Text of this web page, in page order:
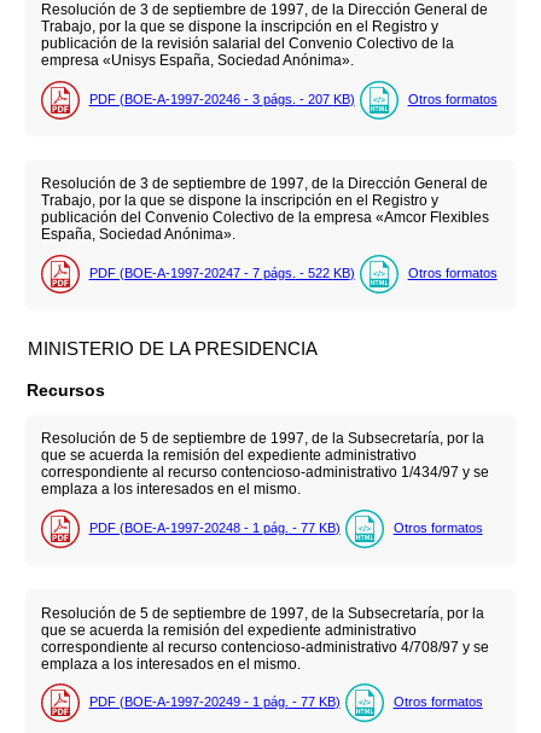
Resolución de 3 de septiembre de 1997, de la Dirección General de
Trabajo, por la que se dispone la inscripción en el Registro y
publicación de la revisión salarial del Convenio Colectivo de la
empresa «Unisys España, Sociedad Anónima».
PDF (BOE-A-1997-20246 - 3 págs. - 207 KB) Otros formatos
Resolución de 3 de septiembre de 1997, de la Dirección General de
Trabajo, por la que se dispone la inscripción en el Registro y
publicación del Convenio Colectivo de la empresa «Amcor Flexibles
España, Sociedad Anónima».
PDF (BOE-A-1997-20247 - 7 págs. - 522 KB) Otros formatos
MINISTERIO DE LA PRESIDENCIA
Recursos
Resolución de 5 de septiembre de 1997, de la Subsecretaría, por la
que se acuerda la remisión del expediente administrativo
correspondiente al recurso contencioso-administrativo 1/434/97 y se
emplaza a los interesados en el mismo.
PDF (BOE-A-1997-20248 - 1 pág. - 77 KB) Otros formatos
Resolución de 5 de septiembre de 1997, de la Subsecretaría, por la
que se acuerda la remisión del expediente administrativo
correspondiente al recurso contencioso-administrativo 4/708/97 y se
emplaza a los interesados en el mismo.
PDF (BOE-A-1997-20249 - 1 pág. - 77 KB) Otros formatos